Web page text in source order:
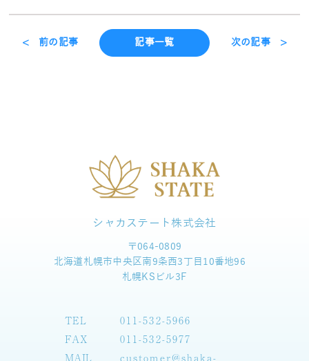
< 前の記事 記事一覧 次の記事 >
シャカステート株式会社
〒064-0809
北海道札幌市中央区南9条西3丁目10番地96
札幌KSビル3F
TEL
011-532-5966
FAX
011-532-5977
MAIL
customer@shaka-